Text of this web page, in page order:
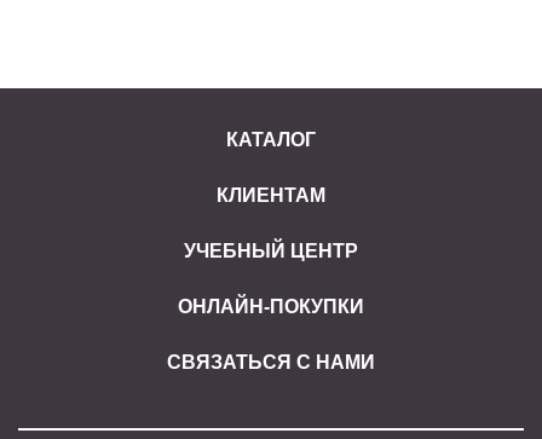
КАТАЛОГ
КЛИЕНТАМ
УЧЕБНЫЙ ЦЕНТР
ОНЛАЙН-ПОКУПКИ
СВЯЗАТЬСЯ С НАМИ